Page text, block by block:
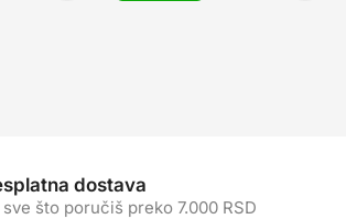
dostava
sve što poručiš preko 7.000 RSD